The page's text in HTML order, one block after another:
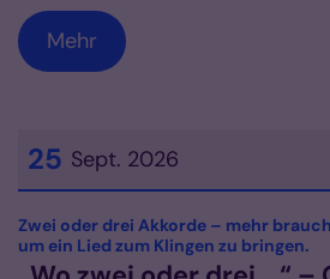
Mehr
25 Sept. 2026
Datum: 25. September 2026
Zwei oder drei Akkorde – mehr
um ein Lied zum Klingen zu bringen.